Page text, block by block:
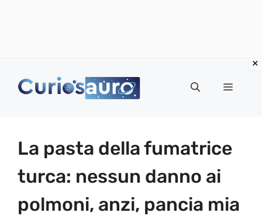
Menu
La pasta della fumatrice
turca: nessun danno ai
polmoni, anzi, pancia mia